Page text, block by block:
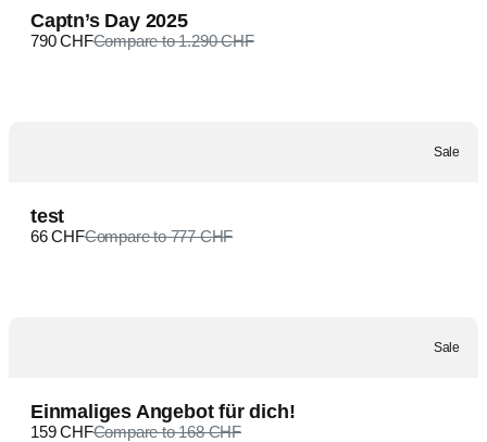
Captn’s Day 2025
790 CHFCompare to1.290 CHF
Sale
test
66 CHFCompare to777 CHF
Sale
Einmaliges Angebot für dich!
159 CHFCompare to168 CHF